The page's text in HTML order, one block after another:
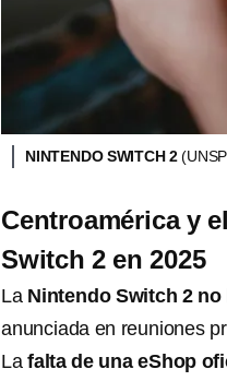
NINTENDO SWITCH 2
Centroamérica y
Switch 2 en 2025
La Nintendo Switch 2 no
anunciada en reuniones
La falta de una eShop